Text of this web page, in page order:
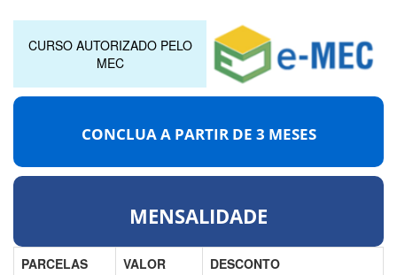
CURSO AUTORIZADO PELO
MEC
CONCLUA A PARTIR DE 3 MESES
MENSALIDADE
PARCELAS VALOR
DESCONTO